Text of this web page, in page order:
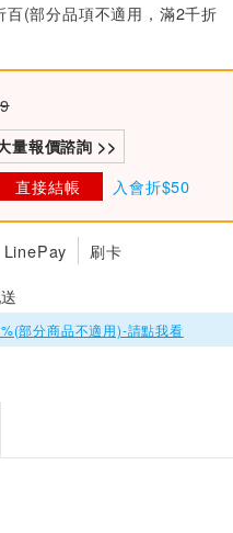
百(部分品項不適用，滿2千折
量報價諮詢 >>
直接結帳 入會折$50
LinePay 刷卡
部分商品不適用)-請點我看